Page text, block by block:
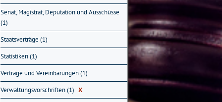
Senat, Magistrat, Deputation und Ausschüsse
(1)
Staatsverträge (1)
Statistiken (1)
Verträge und Vereinbarungen (1)
Verwaltungsvorschriften (1) X